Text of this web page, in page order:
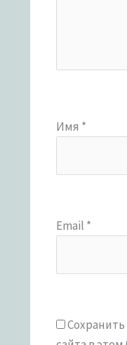
Имя *
Email *